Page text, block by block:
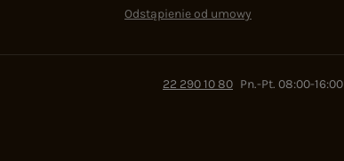
Odstąpienie od umowy
22 290 10 80 Pn.-Pt. 08:00-16:00